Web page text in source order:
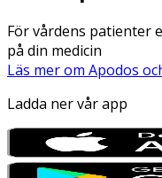
För vårdens patienter
på din medicin
Läs mer om Apodos
Ladda ner vår app